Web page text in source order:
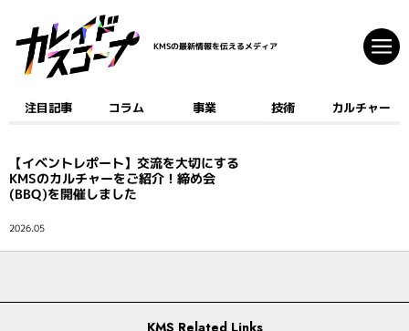
事業
技術
開発
KMSの最新情報を伝えるメディア
注目記事 コラム 事業 技術 カルチャー
2026.05
【イベントレポート】交流を大切にする
KMSのカルチャーをご紹介！締め会
(BBQ)を開催しました
KMS Related Links